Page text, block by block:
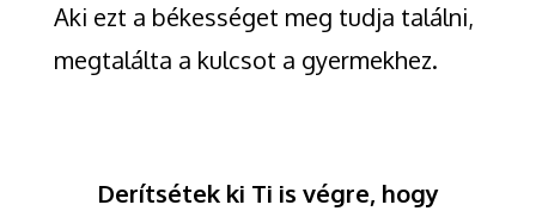
Aki ezt a békességet meg tudja találni,
megtalálta a kulcsot a gyermekhez.
Derítsétek ki Ti is végre, hogy